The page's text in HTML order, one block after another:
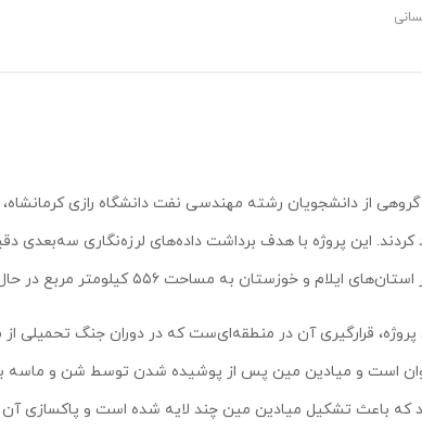
از دانشجویان رشته مهندسی نفت دانشگاه رازی کرمانشاه،
کردند. این پروژه با هدف برداشت داده‌های لرزه‌نگاری سه‌بعدی
و خوزستان به مساحت ۵۵۶ کیلومتر مربع در حال اجرا است.
قرارگیری آن در منطقه‌ای‌‌ست که در دوران جنگ تحمیلی
است و میادین مین پس از پوشیده شدن توسط شن و
که باعث تشکیل میادین مین چند لایه شده است و پاکسازی